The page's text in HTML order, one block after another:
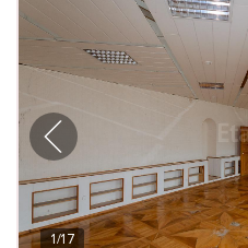
1/17